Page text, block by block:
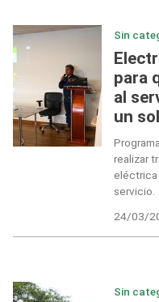
Sin
para
al
un
realizar
eléctrica
servicio.
24/03/
Sin